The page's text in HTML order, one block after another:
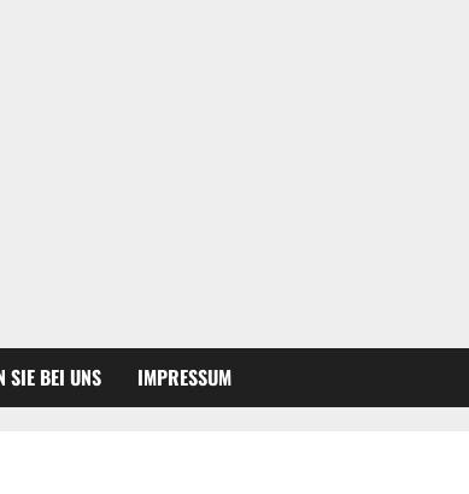
SIE BEI UNS IMPRESSUM